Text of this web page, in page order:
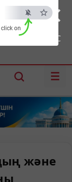
×
ESC
on
Шымкент:21°C
☰
және